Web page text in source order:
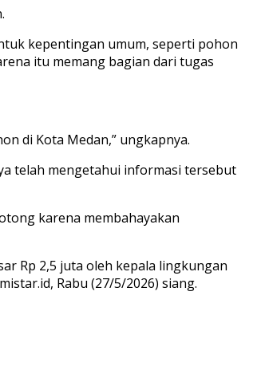
kepentingan umum, seperti pohon
itu memang bagian dari tugas
di Kota Medan,” ungkapnya.
telah mengetahui informasi tersebut
karena membahayakan
Rp 2,5 juta oleh kepala lingkungan
Rabu (27/5/2026) siang.